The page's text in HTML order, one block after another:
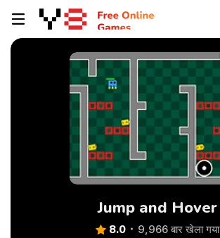
Jump and Hover
8.0 9,966 बार खेला गया